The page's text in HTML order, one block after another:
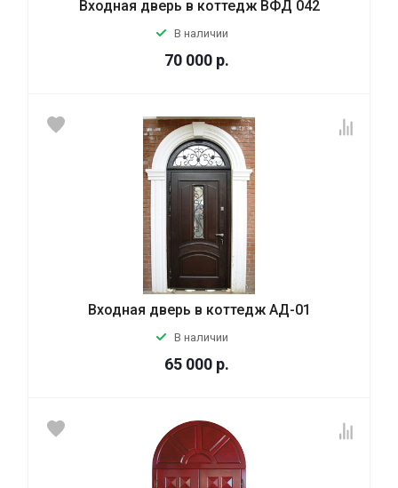
Входная дверь в коттедж ВФД 042
В наличии
70 000 р.
Входная дверь в коттедж АД-01
В наличии
65 000 р.